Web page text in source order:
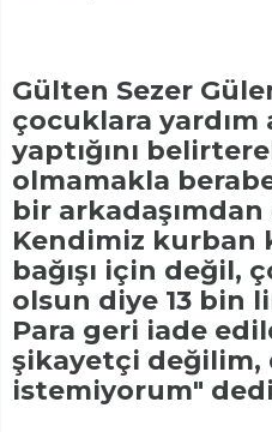
Gülten Sezer
çocuklara yardım
yaptığını
olmamakla
bir
Kendimiz kurban
bağışı için değil,
olsun diye 13 bin
Para geri iade
şikayetçi değilim,
istemiyorum"